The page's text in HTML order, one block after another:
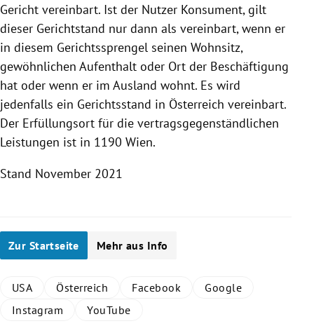
Gericht vereinbart. Ist der Nutzer Konsument, gilt
dieser Gerichtstand nur dann als vereinbart, wenn er
in diesem Gerichtssprengel seinen Wohnsitz,
gewöhnlichen Aufenthalt oder Ort der Beschäftigung
hat oder wenn er im Ausland wohnt. Es wird
jedenfalls ein Gerichtsstand in Österreich vereinbart.
Der Erfüllungsort für die vertragsgegenständlichen
Leistungen ist in 1190 Wien.
Stand November 2021
Zur Startseite Mehr aus Info
USA Österreich Facebook
Google
Instagram
YouTube